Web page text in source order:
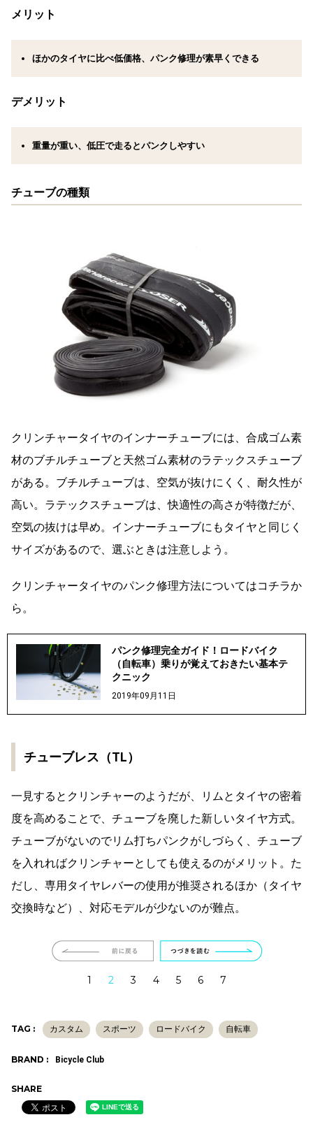
メリット
ほかのタイヤに比べ低価格、パンク修理が素早くできる
デメリット
重量が重い、低圧で走るとパンクしやすい
チューブの種類
クリンチャータイヤのインナーチューブには、合成ゴム素
材のブチルチューブと天然ゴム素材のラテックスチューブ
がある。ブチルチューブは、空気が抜けにくく、耐久性が
高い。ラテックスチューブは、快適性の高さが特徴だが、
空気の抜けは早め。インナーチューブにもタイヤと同じく
サイズがあるので、選ぶときは注意しよう。
クリンチャータイヤのパンク修理方法についてはコチラか
ら。
パンク修理完全ガイド！ロードバイク
（自転車）乗りが覚えておきたい基本テ
クニック
2019年09月11日
チューブレス（TL）
一見するとクリンチャーのようだが、リムとタイヤの密着
度を高めることで、チューブを廃した新しいタイヤ方式。
チューブがないのでリム打ちパンクがしづらく、チューブ
を入れればクリンチャーとしても使えるのがメリット。た
だし、専用タイヤレバーの使用が推奨されるほか（タイヤ
交換時など）、対応モデルが少ないのが難点。
1 2 3 4 5 6 7
TAG : カスタム スポーツ ロードバイク 自転車
BRAND : Bicycle Club
SHARE